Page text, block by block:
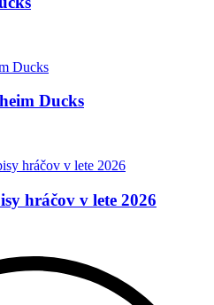
Ducks
hráčov v lete 2026